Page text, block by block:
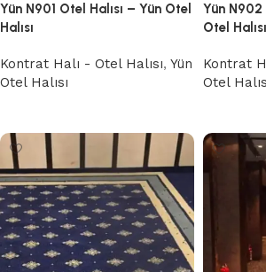
Yün N901 Otel Halısı – Yün Otel
Halısı
Kontrat Halı - Otel Halısı, Yün
Otel Halısı
Yün N902
Otel Halısı
Kontrat
Otel